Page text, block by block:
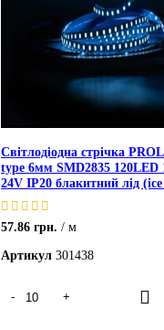
Світлодіодна стрічка
type 6мм SMD2835 120LED
24V IP20 блакитний лід
57.86 грн.
м
Артикул 301438